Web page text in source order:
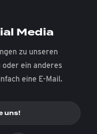
Media
zu unseren
ein anderes
eine E-Mail.
uns!